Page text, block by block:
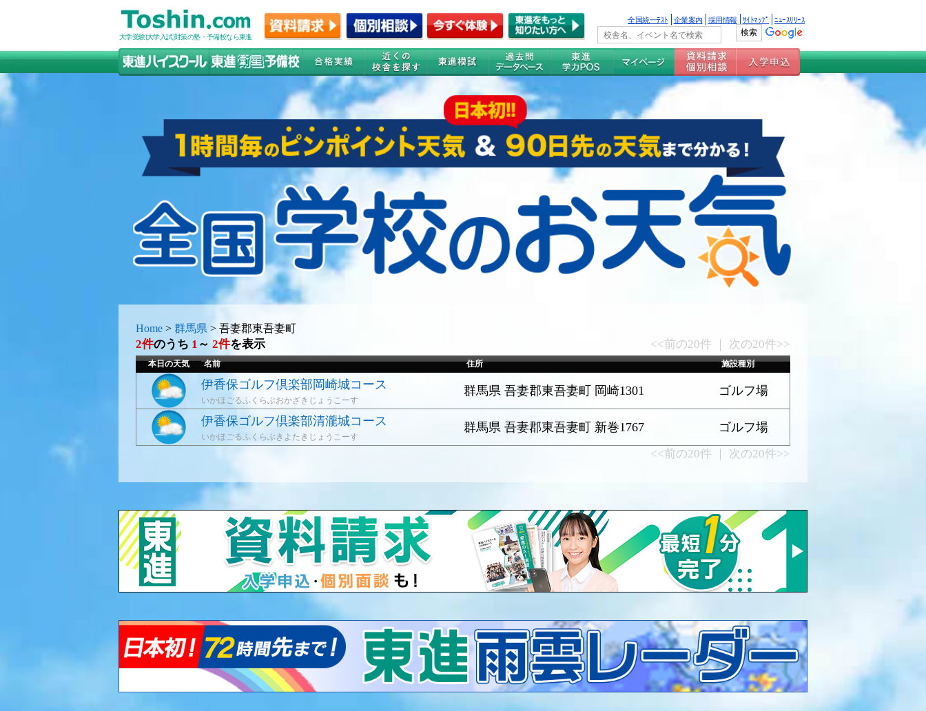
大学受験(大学入試)対策の塾・予備校なら東進
全国統一ﾃｽﾄ 企業案内 採用情報 ｻｲﾄﾏｯﾌﾟ ﾆｭｰｽﾘﾘｰｽ
Home > 群馬県 > 吾妻郡東吾妻町
2件のうち 1 ～ 2件を表示 <<前の20件 ｜ 次の20件>>
本日の天気 名前 住所 施設種別
伊香保ゴルフ倶楽部岡崎城コース
いかほごるふくらぶおかざきじょうこーす
群馬県 吾妻郡東吾妻町 岡崎1301 ゴルフ場
伊香保ゴルフ倶楽部清瀧城コース
いかほごるふくらぶきよたきじょうこーす
群馬県 吾妻郡東吾妻町 新巻1767 ゴルフ場
<<前の20件 ｜ 次の20件>>